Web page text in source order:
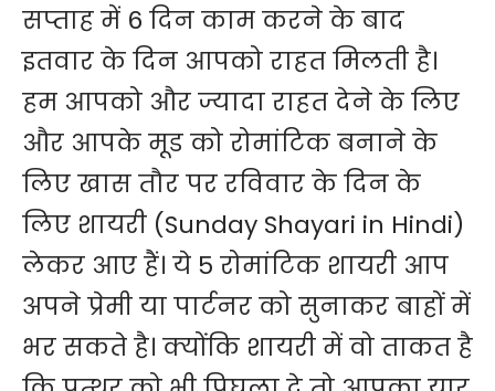
सप्ताह में 6 दिन काम करने के बाद
इतवार के दिन आपको राहत मिलती है।
हम आपको और ज्यादा राहत देने के लिए
और आपके मूड कोरोमांटिकबनाने के
लिए खास तौर पर रविवार के दिन के
लिए शायरी (Sunday Shayari in Hindi)
लेकर आए हैं। ये 5 रोमांटिक शायरी आप
अपने प्रेमी या पार्टनर को सुनाकर बाहों में
भर सकते है। क्योंकि शायरी में वो ताकत है